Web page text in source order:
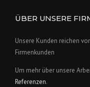
ÜBER UNSERE
Unsere Kunden reichen
Firmenkunden
Um mehr über unsere
Referenzen.